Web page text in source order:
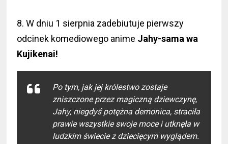
8. W dniu 1 sierpnia zadebiutuje pierwszy
odcinek komediowego anime Jahy-sama wa
Kujikenai!
Po tym, jak jej królestwo zostaje
zniszczone przez magiczną dziewczynę,
Jahy, niegdyś potężna demonica, straciła
prawie wszystkie swoje moce i utknęła w
ludzkim świecie z dziecięcym wyglądem.